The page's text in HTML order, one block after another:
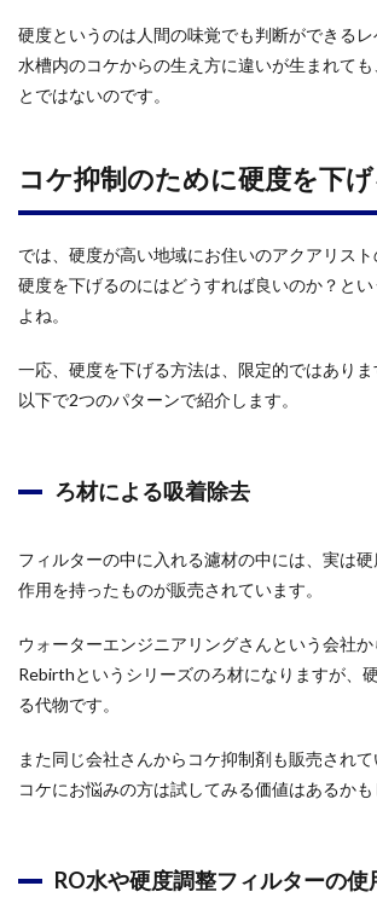
硬度というのは人間の味覚でも判断ができるレ
水槽内のコケからの生え方に違いが生まれても
とではないのです。
コケ抑制のために硬度を下
では、硬度が高い地域にお住いのアクアリスト
硬度を下げるのにはどうすれば良いのか？と
よね。
一応、硬度を下げる方法は、限定的ではありま
以下で2つのパターンで紹介します。
ろ材による吸着除去
フィルターの中に入れる濾材の中には、実は
作用を持ったものが販売されています。
ウォーターエンジニアリングさんという会社
Rebirthというシリーズのろ材になりますが、
る代物です。
また同じ会社さんからコケ抑制剤も販売され
コケにお悩みの方は試してみる価値はあるかも
RO水や硬度調整フィルターの使